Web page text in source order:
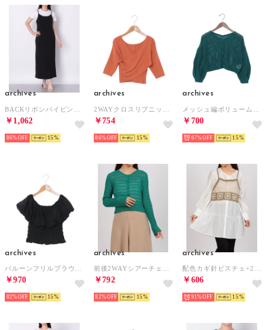
archives
￥1,062
86% 15
archives
￥754
86% 15
archives
￥700
87% 15
archives
￥970
82% 15
archives
￥792
82% 15
archives
￥606
91% 15